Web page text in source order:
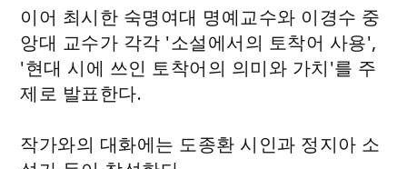
이어 최시한 숙명여대 명예교수와 이경수 중
앙대 교수가 각각 '소설에서의 토착어 사용',
'현대 시에 쓰인 토착어의 의미와 가치'를 주
제로 발표한다.
작가와의 대화에는 도종환 시인과 정지아 소